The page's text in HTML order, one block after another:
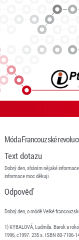
Móda Francouzské
Text dotazu
Dobrý den, sháním nějaké
informace moc děkuji.
Odpověď
Dobrý den, o módě Velké
1) KYBALOVÁ, Ludmila. Barok a
1996, c1997. 235 s. ISBN 80-7106-